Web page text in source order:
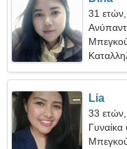
31
Lia
33
Γυναίκα